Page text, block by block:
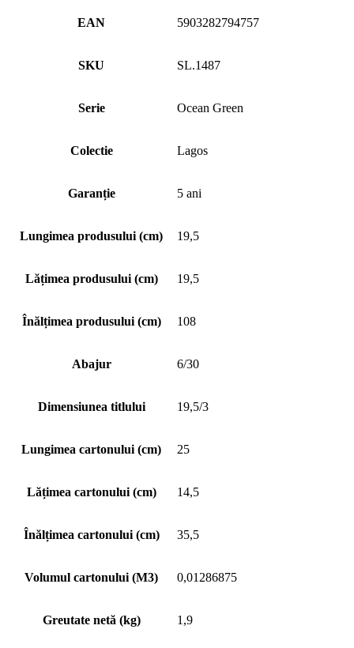
EAN 5903282794757
SKU SL.1487
Serie Ocean Green
Colectie Lagos
Garanție 5 ani
Lungimea produsului (cm) 19,5
Lățimea produsului (cm) 19,5
Înălțimea produsului (cm) 108
Abajur 6/30
Dimensiunea titlului 19,5/3
Lungimea cartonului (cm) 25
Lățimea cartonului (cm) 14,5
Înălțimea cartonului (cm) 35,5
Volumul cartonului (M3) 0,01286875
Greutate netă (kg) 1,9